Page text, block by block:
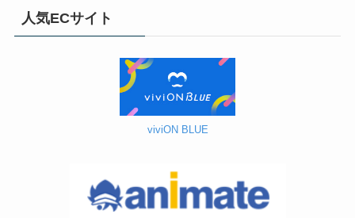
人気ECサイト
viviON BLUE